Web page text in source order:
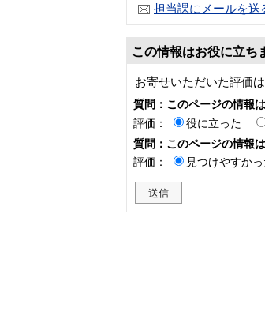
担当課にメールを送
この情報はお役に立ち
お寄せいただいた評価
質問：このページの情報
評価：
役に立った
質問：このページの情報
評価：
見つけやすか